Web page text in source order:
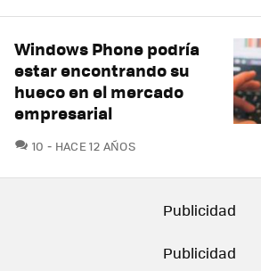
Windows Phone podría
estar encontrando su
hueco en el mercado
empresarial
10 COMENTARIOS
HACE 12 AÑOS